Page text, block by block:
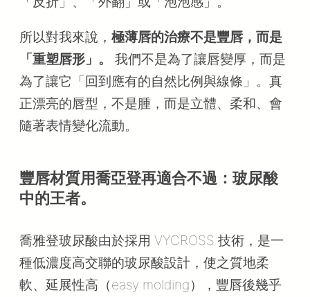
所以對我來說， 極薄唇的治療不是豐唇，而是
「重塑唇形」。
我們不是為了讓唇變厚，而是
為了讓它「回到應有的自然比例與線條」。真
正漂亮的唇型，不是腫，而是立體、柔和、會
隨著表情變化流動。
豐唇材質用喬亞登再適合不過：玻尿酸
中的王者。
喬雅登玻尿酸由於採用 VYCROSS 技術，是一
種低濃度高交聯的玻尿酸設計，使之質地柔
軟、延展性高（easy molding），豐唇後幾乎